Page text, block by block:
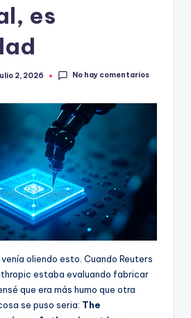
es
2, 2026 No hay comentarios
oliendo esto. Cuando Reuters
estaba evaluando fabricar
que era más humo que otra
se puso seria: The